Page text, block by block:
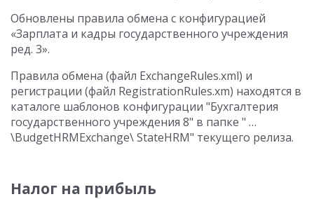
Обновлены правила обмена с конфигурацией
«Зарплата и кадры государственного учреждения
ред. 3».
Правила обмена (файл ExchangeRules.xml) и
регистрации (файл RegistrationRules.xm) находятся в
каталоге шаблонов конфигурации "Бухгалтерия
государственного учреждения 8" в папке " …
\BudgetHRMExchange\ StateHRM" текущего релиза.
Налог на прибыль